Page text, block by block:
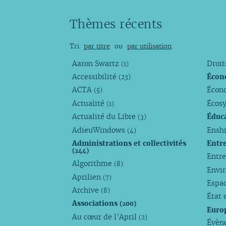
Thèmes récents
Tri par titre ou par utilisation
Aaron Swartz (1)
Accessibilité (23)
ACTA (5)
Actualité (1)
Actualité du Libre (3)
AdieuWindows (4)
Administrations et collectivités
(244)
Algorithme (8)
Aprilien (7)
Archive (8)
Associations(200)
Au cœur de l’April (2)
État